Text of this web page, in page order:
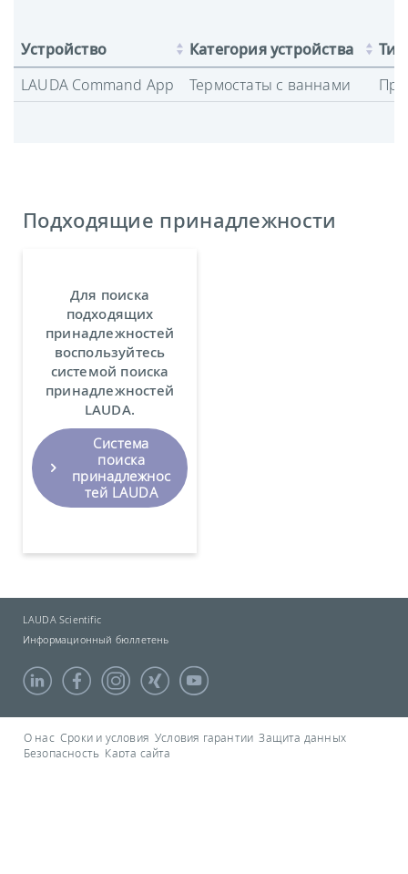
Устройство Категория устройства
LAUDA Command App
Термостаты с ваннами
Подходящие принадлежности
Для поиска
подходящих
принадлежностей
воспользуйтесь
системой поиска
принадлежностей
LAUDA.
Система
поиска
принадлежнос
тей LAUDA
LAUDA Scientific
Информационный бюллетень
О нас Сроки и условия Условия гарантии Защита данных
Безопасность Карта сайта